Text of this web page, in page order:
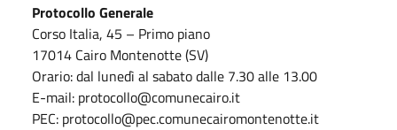
Protocollo Generale
Corso Italia, 45 – Primo piano
17014 Cairo Montenotte (SV)
Orario: dal lunedì al sabato dalle 7.30 alle 13.00
E-mail: protocollo@comunecairo.it
PEC: protocollo@pec.comunecairomontenotte.it